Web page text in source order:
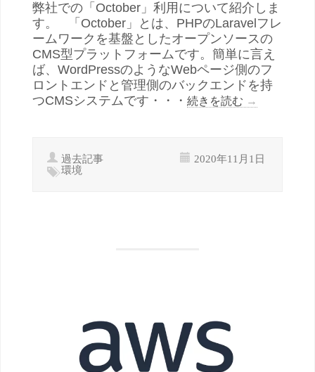
弊社での「October」利用について紹介しま
す。 「October」とは、PHPのLaravelフレ
ームワークを基盤としたオープンソースの
CMS型プラットフォームです。簡単に言え
ば、WordPressのようなWebページ側のフ
ロントエンドと管理側のバックエンドを持
つCMSシステムです・・・ 続きを読む →
過去記事 2020年11月1日
環境